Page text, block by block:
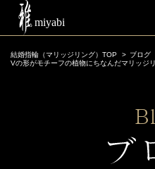
結婚指輪（マリッジリング）TOP
ブログ
Vの形がモチーフの植物にちなんだマリッジ